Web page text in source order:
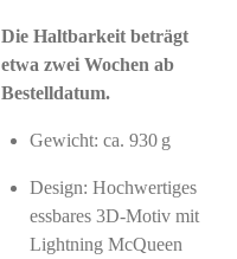
Die Haltbarkeit beträgt
etwa zwei Wochen ab
Bestelldatum.
Gewicht: ca. 930 g
Design: Hochwertiges
essbares 3D‑Motiv mit
Lightning McQueen